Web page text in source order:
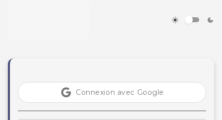
Connexion avec Google